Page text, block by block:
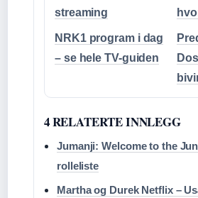
streaming
NRK1 program i dag
– se hele TV-guiden
4 RELATERTE INNLEGG
Jumanji: Welcome to the
rolleliste
Martha og Durek Netflix –